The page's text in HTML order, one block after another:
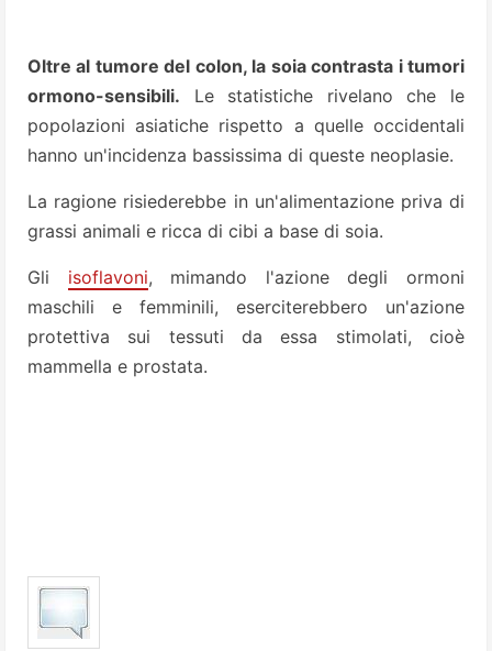
Oltre al tumore del colon, la soia contrasta i tumori
ormono-sensibili. Le statistiche rivelano che le
popolazioni asiatiche rispetto a quelle occidentali
hanno un'incidenza bassissima di queste neoplasie.
La ragione risiederebbe in un'alimentazione priva di
grassi animali e ricca di cibi a base di soia.
Gli isoflavoni, mimando l'azione degli ormoni
maschili e femminili, eserciterebbero un'azione
protettiva sui tessuti da essa stimolati, cioè
mammella e prostata.